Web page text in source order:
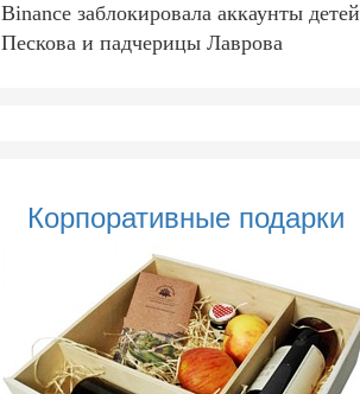
Binance заблокировала аккаунты детей
Пескова и падчерицы Лаврова
Корпоративные подарки